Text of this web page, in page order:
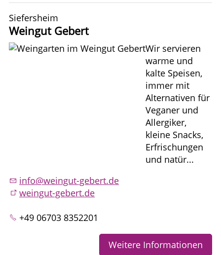
Siefersheim
Weingut Gebert
Wir servieren
warme und
kalte Speisen,
immer mit
Alternativen für
Veganer und
Allergiker,
kleine Snacks,
Erfrischungen
und natür...
info@weingut-gebert.de
weingut-gebert.de
+49 06703 8352201
Weitere Informationen